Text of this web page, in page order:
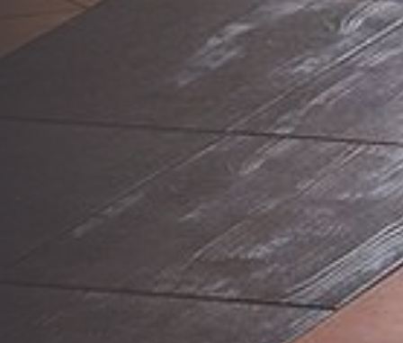
ОТЕЛИ
РЕСТОРАНЫ
АКЦИИ
БИЗНЕС
ВЕЧЕРИНКИ